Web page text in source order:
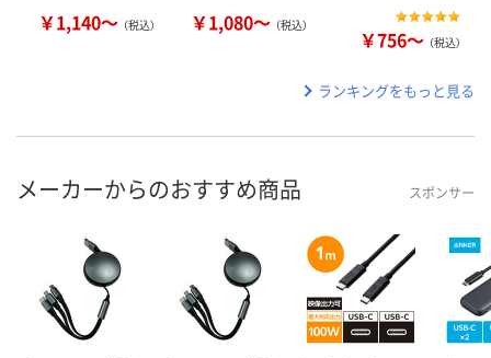
￥1,140～ （税込） ￥1,080～ （税込）
￥756～ （税込）
ランキングをもっと見る
メーカーからのおすすめ商品 スポンサー